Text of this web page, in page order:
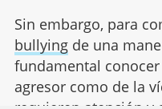
Sin embargo, para
bullyingde una
fundamental
agresor como de la